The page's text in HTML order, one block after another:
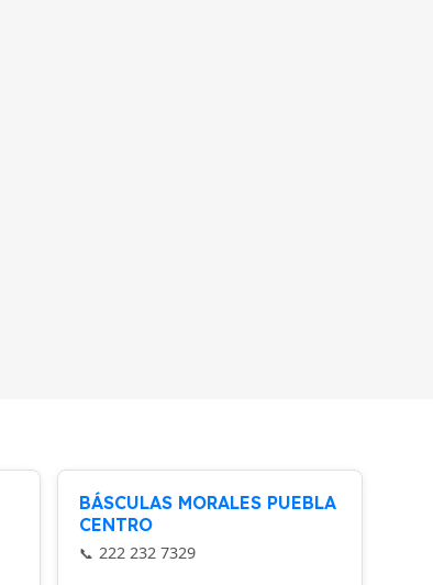
BÁSCULAS MORALES PUEBLA
CENTRO
222 232 7329